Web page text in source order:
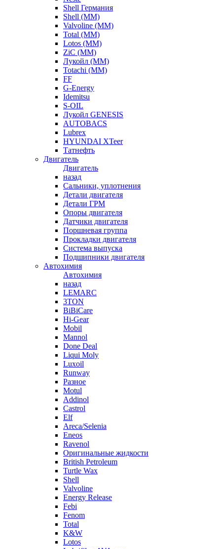
Shell Германия
Shell (ММ)
Valvoline (ММ)
Total (ММ)
Lotos (ММ)
ZiC (ММ)
Лукойл (ММ)
Totachi (MM)
FF
G-Energy
Idemitsu
S-OIL
Лукойл GENESIS
AUTOBACS
Lubrex
HYUNDAI XTeer
Татнефть
Двигатель
Двигатель
назад
Сальники, уплотнения
Детали двигателя
Детали ГРМ
Опоры двигателя
Датчики двигателя
Поршневая группа
Прокладки двигателя
Система выпуска
Подшипники двигателя
Автохимия
Автохимия
назад
LEMARC
3TON
BiBiCare
Hi-Gear
Mobil
Mannol
Done Deal
Liqui Moly
Luxoil
Runway
Разное
Motul
Addinol
Castrol
Elf
Areca/Selenia
Eneos
Ravenol
Оригинальные жидкости
British Petroleum
Turtle Wax
Shell
Valvoline
Energy Release
Febi
Fenom
Total
K&W
Lotos